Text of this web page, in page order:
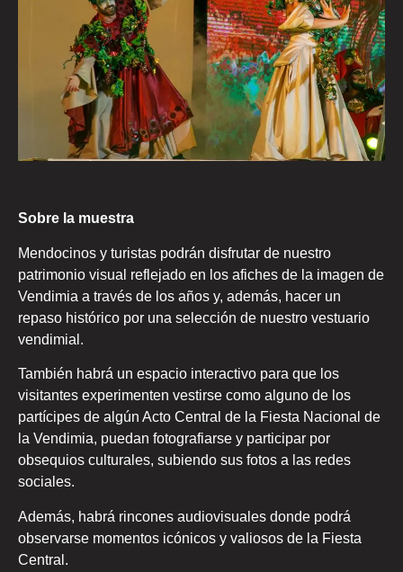
Sobre la muestra
Mendocinos y turistas podrán disfrutar de nuestro
patrimonio visual reflejado en los afiches de la imagen de
Vendimia a través de los años y, además, hacer un
repaso histórico por una selección de nuestro vestuario
vendimial.
También habrá un espacio interactivo para que los
visitantes experimenten vestirse como alguno de los
partícipes de algún Acto Central de la Fiesta Nacional de
la Vendimia, puedan fotografiarse y participar por
obsequios culturales, subiendo sus fotos a las redes
sociales.
Además, habrá rincones audiovisuales donde podrá
observarse momentos icónicos y valiosos de la Fiesta
Central.